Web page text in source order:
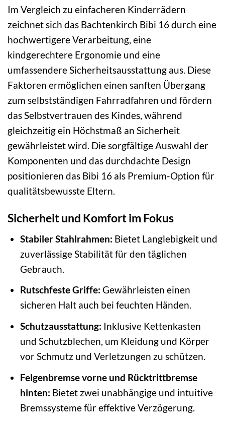
Im Vergleich zu einfacheren Kinderrädern
zeichnet sich das Bachtenkirch Bibi 16 durch eine
hochwertigere Verarbeitung, eine
kindgerechtere Ergonomie und eine
umfassendere Sicherheitsausstattung aus. Diese
Faktoren ermöglichen einen sanften Übergang
zum selbstständigen Fahrradfahren und fördern
das Selbstvertrauen des Kindes, während
gleichzeitig ein Höchstmaß an Sicherheit
gewährleistet wird. Die sorgfältige Auswahl der
Komponenten und das durchdachte Design
positionieren das Bibi 16 als Premium-Option für
qualitätsbewusste Eltern.
Sicherheit und Komfort im Fokus
Stabiler Stahlrahmen: Bietet Langlebigkeit und
zuverlässige Stabilität für den täglichen
Gebrauch.
Rutschfeste Griffe: Gewährleisten einen
sicheren Halt auch bei feuchten Händen.
Schutzausstattung: Inklusive Kettenkasten
und Schutzblechen, um Kleidung und Körper
vor Schmutz und Verletzungen zu schützen.
Felgenbremse vorne und Rücktrittbremse
hinten: Bietet zwei unabhängige und intuitive
Bremssysteme für effektive Verzögerung.